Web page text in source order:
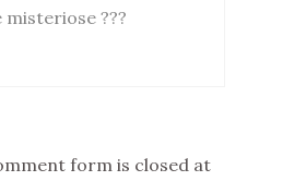
misteriose ???
form is closed at